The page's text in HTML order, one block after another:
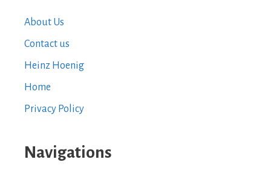
About Us
Contact us
Heinz Hoenig
Home
Privacy Policy
Navigations